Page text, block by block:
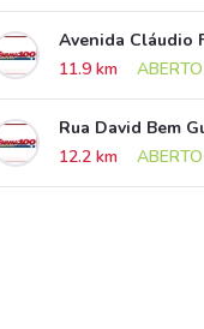
Avenida Cláudio
11.9 km
ABERTO
Rua David Bem
12.2 km
ABERTO